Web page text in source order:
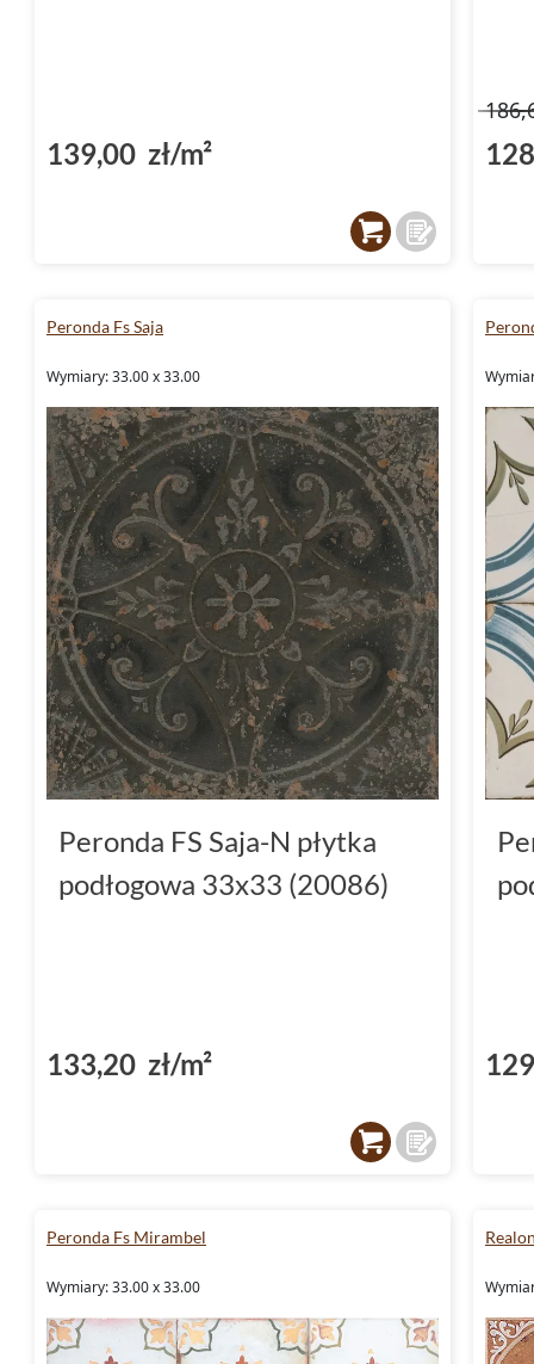
139,00 zł/m²
Peronda Fs Saja
Wymiary: 33.00 x 33.00
Peronda FS Saja-N płytka
podłogowa 33x33 (20086)
133,20 zł/m²
Peronda Fs Mirambel
Wymiary: 33.00 x 33.00